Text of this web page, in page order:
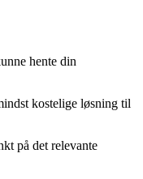
hente din
kostelige løsning til
på det relevante